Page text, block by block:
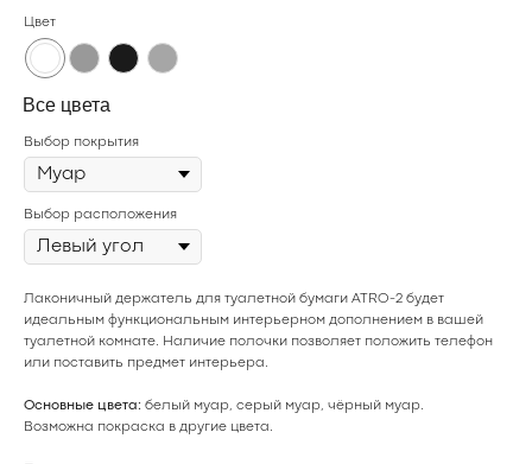
Цвет
Все цвета
Выбор покрытия
Выбор расположения
Лаконичный держатель для туалетной бумаги ATRO-2 будет
идеальным функциональным интерьерном дополнением в вашей
туалетной комнате. Наличие полочки позволяет положить телефон
или поставить предмет интерьера.
Основные цвета: белый муар, серый муар, чёрный муар.
Возможна покраска в другие цвета .